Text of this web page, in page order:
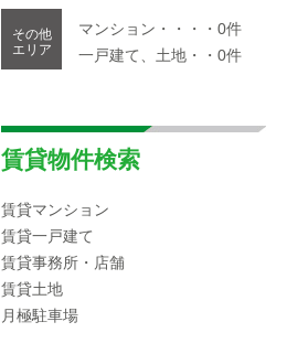
その他
エリア
マンション・・・・0件
一戸建て、土地・・0件
賃貸物件検索
賃貸マンション
賃貸一戸建て
賃貸事務所・店舗
賃貸土地
月極駐車場